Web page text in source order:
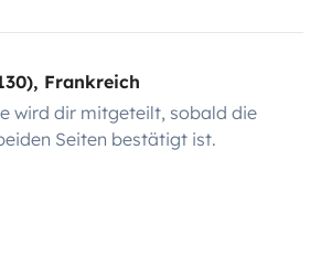
Frankreich
wird dir mitgeteilt, sobald die
Seiten bestätigt ist.